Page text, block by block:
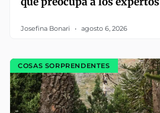
Josefina Bonari agosto 6, 2026
COSAS SORPRENDENTES